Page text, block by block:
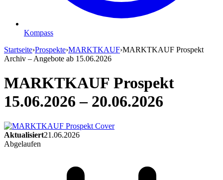
Kompass
Startseite›Prospekte›MARKTKAUF›MARKTKAUF Prospekt
Archiv – Angebote ab 15.06.2026
MARKTKAUF Prospekt
15.06.2026 – 20.06.2026
Aktualisiert21.06.2026
Abgelaufen